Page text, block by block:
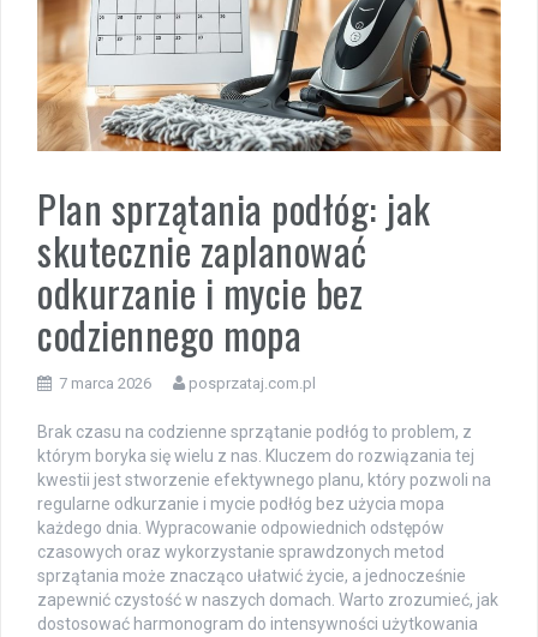
Plan sprzątania podłóg: jak
skutecznie zaplanować
odkurzanie i mycie bez
codziennego mopa
7 marca 2026 posprzataj.com.pl
Brak czasu na codzienne sprzątanie podłóg to problem, z
którym boryka się wielu z nas. Kluczem do rozwiązania tej
kwestii jest stworzenie efektywnego planu, który pozwoli na
regularne odkurzanie i mycie podłóg bez użycia mopa
każdego dnia. Wypracowanie odpowiednich odstępów
czasowych oraz wykorzystanie sprawdzonych metod
sprzątania może znacząco ułatwić życie, a jednocześnie
zapewnić czystość w naszych domach. Warto zrozumieć, jak
dostosować harmonogram do intensywności użytkowania